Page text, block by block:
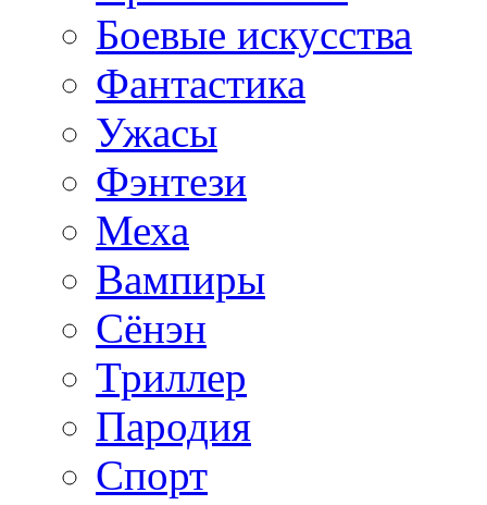
Боевые искусства
Фантастика
Ужасы
Фэнтези
Меха
Вампиры
Сёнэн
Триллер
Пародия
Спорт